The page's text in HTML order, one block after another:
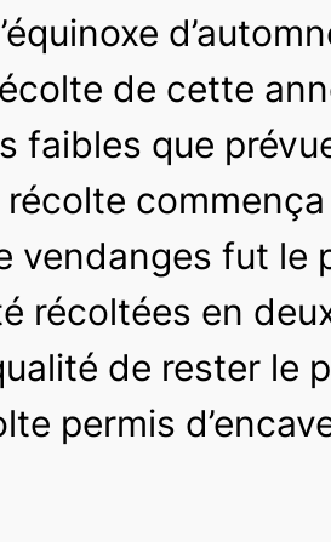
de cette
faibles que
vendanges fut le
récoltées en
de rester le
permis